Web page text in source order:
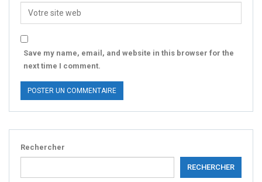
Save my name, email, and website in this browser for the
next time I comment.
Rechercher
RECHERCHER